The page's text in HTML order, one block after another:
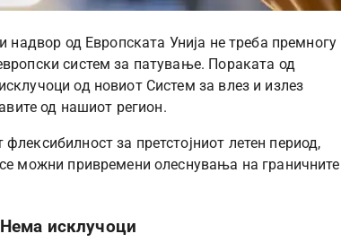
надвор од Европската Унија не треба премногу
систем за патување. Пораката од
од новиот Систем за влез и излез
од нашиот регион.
за претстојниот летен период,
можни привремени олеснувања на граничните
исклучоци